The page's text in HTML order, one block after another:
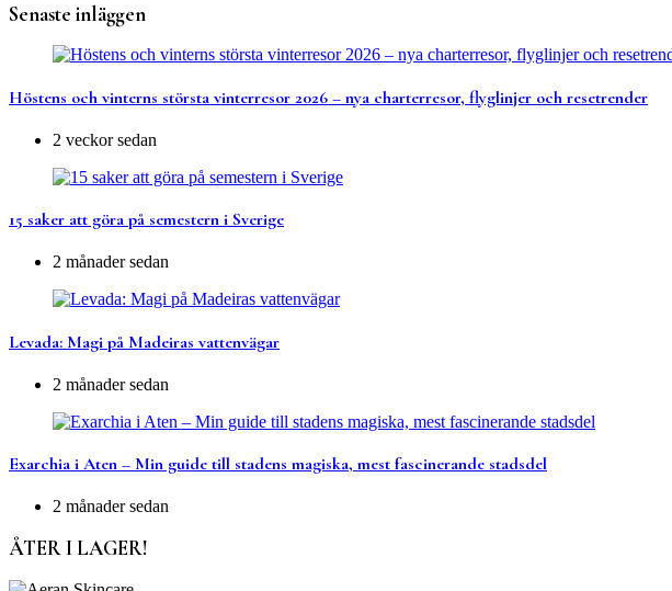
Senaste inläggen
Höstens och vinterns största vinterresor 2026 – nya charterresor, flyglinjer och resetrender
2 veckor sedan
15 saker att göra på semestern i Sverige
2 månader sedan
Levada: Magi på Madeiras vattenvägar
2 månader sedan
Exarchia i Aten – Min guide till stadens magiska, mest fascinerande stadsdel
2 månader sedan
ÅTER I LAGER!